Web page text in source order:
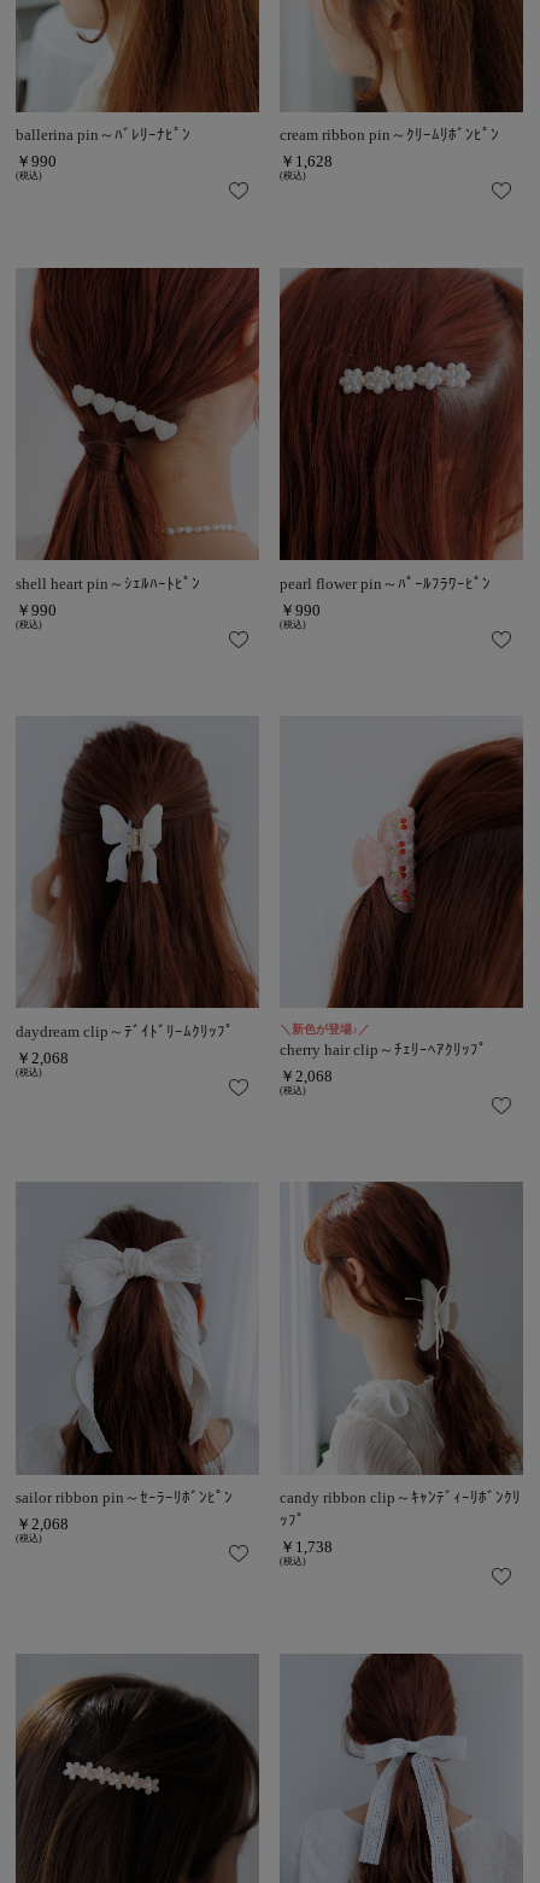
ballerina pin～ﾊﾞﾚﾘｰﾅﾋﾟﾝ
￥990
(税込)
cream ribbon pin～ｸﾘｰﾑﾘﾎﾞﾝﾋﾟﾝ
￥1,628
(税込)
shell heart pin～ｼｪﾙﾊｰﾄﾋﾟﾝ
￥990
(税込)
pearl flower pin～ﾊﾟｰﾙﾌﾗﾜｰﾋﾟﾝ
￥990
(税込)
daydream clip～ﾃﾞｲﾄﾞﾘｰﾑｸﾘｯﾌﾟ
￥2,068
(税込)
＼新色が登場♪／
cherry hair clip～ﾁｪﾘｰﾍｱｸﾘｯﾌﾟ
￥2,068
(税込)
sailor ribbon pin～ｾｰﾗｰﾘﾎﾞﾝﾋﾟﾝ
￥2,068
(税込)
candy ribbon clip～ｷｬﾝﾃﾞｨｰﾘﾎﾞﾝｸﾘ
ｯﾌﾟ
￥1,738
(税込)